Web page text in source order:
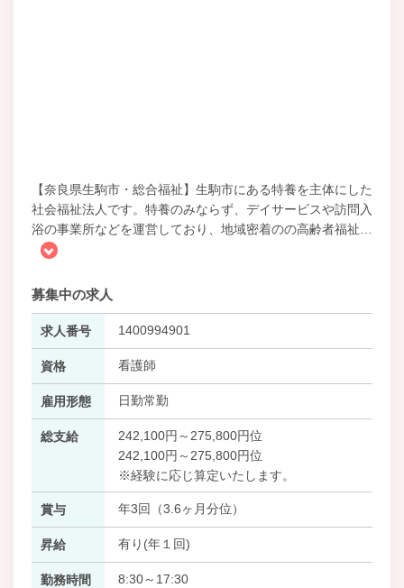
【奈良県生駒市・総合福祉】生駒市にある特養を主体にした
社会福祉法人です。特養のみならず、デイサービスや訪問入
浴の事業所などを運営しており、地域密着のの高齢者福祉
募集中の求人
求人番号 1400994901
資格 看護師
雇用形態 日勤常勤
総支給
242,100円～275,800円位
242,100円～275,800円位
※経験に応じ算定いたします。
賞与 年3回（3.6ヶ月分位）
昇給 有り(年１回)
勤務時間
8:30～17:30